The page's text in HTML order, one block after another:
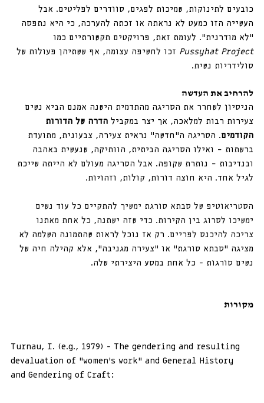
כובעים לתינוקות, שמיכות לפגים, סוודרים לפליטים. אבל
העשייה הזו כמעט לא נראתה או זכתה להערכה, כי היא נתפסה
“לא מודרנית”. לעומת זאת, פרויקטים תקשורתיים כמו
Pussyhat Project זכו לחשיפה עצומה, אף ששתיהן פעולות של
סולידריות נשית.
להרחיב את העדשה
הניסיון לשחרר את הסריגה מהתדמית הישנה אמנם הביא נשים
צעירות רבות למלאכה, אך יצר במקביל הדרה של הדורות
הקודמים. הסריגה ה”חדשה” נראית צעירה, צבעונית, מתועדת
ברשתות – ואילו הסריגה הביתית, הוותיקה, שנעשית באהבה
ובנדיבות – נותרת שקופה. אבל הסריגה מעולם לא הייתה שייכת
לגיל אחד. היא חוצה דורות, קולות, וזהויות.
הסטריאוטיפ של סבתא סורגת ימשיך להתקיים כל עוד נשים
ימשיכו לסרוג בין הקירות. כדי שזה ישתנה, כל אחת מאתנו
צריכה להיכנס לפריים. רק אז נוכל לראות שהתמונה השלמה לא
מציגה ״סבתא סורגת״ או ״צעירה מגניבה״, אלא קהילה חיה של
נשים סורגות - כל אחת במסע היצירתי שלה.
מקורות
Turnau, I. (e.g., 1979) - The gendering and resulting
devaluation of "women's work" and General History
and Gendering of Craft: